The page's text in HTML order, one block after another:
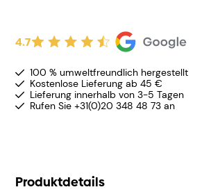
4.7
100 % umweltfreundlich hergestellt
Kostenlose Lieferung ab 45 €
Lieferung innerhalb von 3-5 Tagen
Rufen Sie +31(0)20 348 48 73 an
Produktdetails